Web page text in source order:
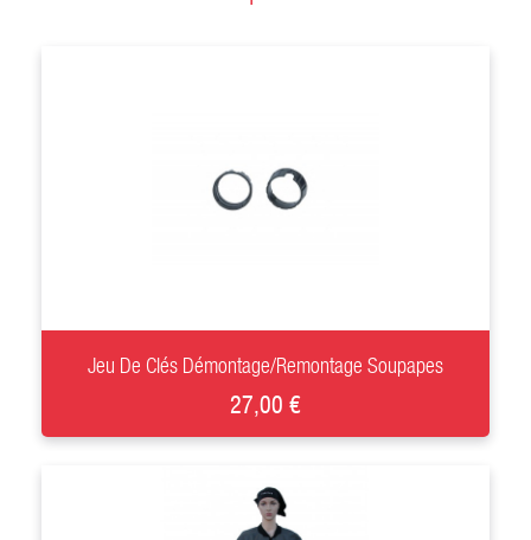
+
Jeu De Clés Démontage/Remontage Soupapes
27,00 €